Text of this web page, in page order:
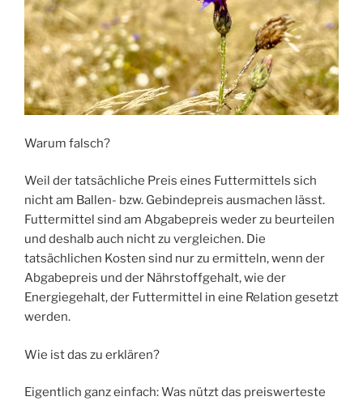
Warum falsch?
Weil der tatsächliche Preis eines Futtermittels sich
nicht am Ballen- bzw. Gebindepreis ausmachen lässt.
Futtermittel sind am Abgabepreis weder zu beurteilen
und deshalb auch nicht zu vergleichen. Die
tatsächlichen Kosten sind nur zu ermitteln, wenn der
Abgabepreis und der Nährstoffgehalt, wie der
Energiegehalt, der Futtermittel in eine Relation gesetzt
werden.
Wie ist das zu erklären?
Eigentlich ganz einfach: Was nützt das preiswerteste